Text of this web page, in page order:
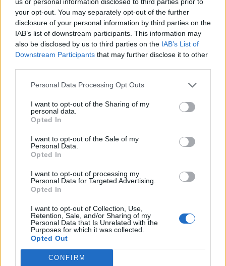
your opt-out. You may separately opt-out of the further
disclosure of your personal information by third parties on the
IAB’s list of downstream participants. This information may
also be disclosed by us to third parties on the IAB’s List of
Downstream Participants that may further disclose it to other
Personal Data Processing Opt Outs
I want to opt-out of the Sharing of my
personal data.
Opted In
I want to opt-out of the Sale of my
Personal Data.
Opted In
I want to opt-out of processing my
Personal Data for Targeted Advertising.
Opted In
I want to opt-out of Collection, Use,
Retention, Sale, and/or Sharing of my
Personal Data that Is Unrelated with the
Purposes for which it was collected.
Opted Out
CONFIRM
Grandiosas Festas em Honra do Mártir S. Sebastião,
em Ossela
6/08/2026